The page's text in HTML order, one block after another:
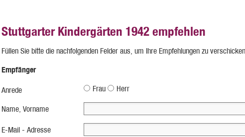
Stuttgarter Kindergärten 1942 empfehlen
Füllen Sie bitte die nachfolgenden Felder aus, um Ihre Empfehlungen zu
Empfänger
Anrede Frau Herr
Name, Vorname
E-Mail - Adresse